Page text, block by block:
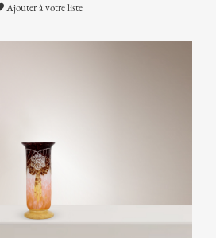
Ajouter à votre liste